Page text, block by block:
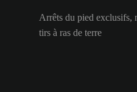
Arrêts du pied exclusifs,
tirs à ras de terre